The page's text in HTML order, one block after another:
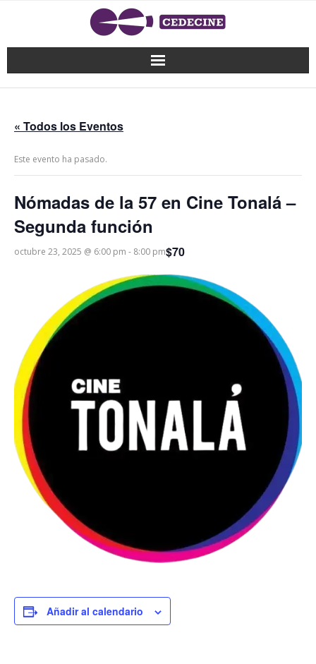
« Todos los Eventos
Este evento ha pasado.
Nómadas de la 57 en Cine Tonalá –
Segunda función
octubre 23, 2025 @ 6:00 pm - 8:00 pm$70
Añadir al calendario